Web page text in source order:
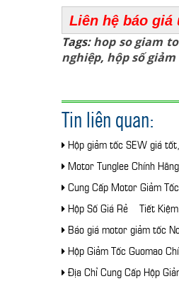
Liên hệ báo giá
Tags:hop so giam
nghiệp, hộp số
Tin liên quan:
Hộp giảm tốc SEW giá
Motor Tunglee Chính
Cung Cấp Motor Giảm
Hộp Số Giá Rẻ – Tiết
Báo giá motor giảm tốc
Hộp Giảm Tốc Guomao
Địa Chỉ Cung Cấp Hộp